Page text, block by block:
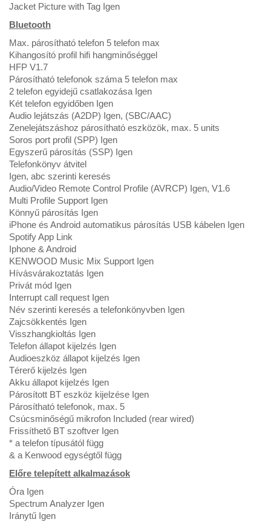
Jacket Picture with Tag Igen
Bluetooth
Max. párosítható telefon 5 telefon max
Kihangosító profil hifi hangminőséggel
HFP V1.7
Párosítható telefonok száma 5 telefon max
2 telefon egyidejű csatlakozása Igen
Két telefon egyidőben Igen
Audio lejátszás (A2DP) Igen, (SBC/AAC)
Zenelejátszáshoz párosítható eszközök, max. 5 units
Soros port profil (SPP) Igen
Egyszerű párosítás (SSP) Igen
Telefonkönyv átvitel
Igen, abc szerinti keresés
Audio/Video Remote Control Profile (AVRCP) Igen, V1.6
Multi Profile Support Igen
Könnyű párosítás Igen
iPhone és Android automatikus párosítás USB kábelen Igen
Spotify App Link
Iphone & Android
KENWOOD Music Mix Support Igen
Hívásvárakoztatás Igen
Privát mód Igen
Interrupt call request Igen
Név szerinti keresés a telefonkönyvben Igen
Zajcsökkentés Igen
Visszhangkioltás Igen
Telefon állapot kijelzés Igen
Audioeszköz állapot kijelzés Igen
Térerő kijelzés Igen
Akku állapot kijelzés Igen
Párosított BT eszköz kijelzése Igen
Párosítható telefonok, max. 5
Csúcsminőségű mikrofon Included (rear wired)
Frissíthető BT szoftver Igen
* a telefon típusától függ
& a Kenwood egységtől függ
Előre telepített alkalmazások
Óra Igen
Spectrum Analyzer Igen
Iránytű Igen